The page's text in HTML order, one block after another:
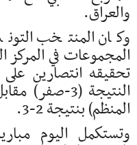
والعراق.
وكان المنتخب
المجموعات في المركز
تحقيقه انتصارين
النتيجة (3-
المنظم) بنتيجة 2-3.
وتستكمل اليوم